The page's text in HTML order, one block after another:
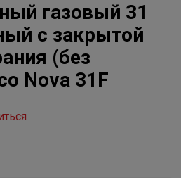
газовый 31
с закрытой
(без
Nova 31F